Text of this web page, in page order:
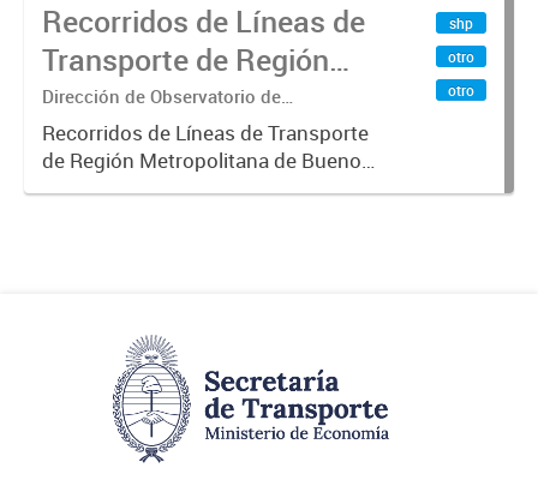
Recorridos de Líneas de
Transporte de Región
Metropolitana de
Buenos Aires (RMBA)
Dirección de Observatorio de
Transporte, Estudio y Sistemas
Recorridos de Líneas de Transporte
de Región Metropolitana de Buenos
Aires (RMBA).-
shp
otro
otro